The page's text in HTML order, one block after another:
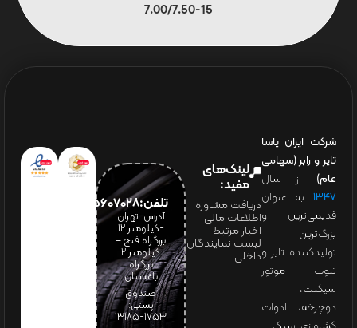
7.00/7.50-15
شرکت ایران یاسا
تایر و رابر (سهامی
عام) از سال
۱۳۴۷ به عنوان
قدیمی‌ترین و
بزرگ‌ترین
تولیدکننده تایر و
تیوب موتور
سیکلت،
دوچرخه، ادوات
لینک‌های
مفید:
دریافت مشاوره
اطلاعات مالی
اخبار مرتبط
لیست نمایندگان
داخلی
تلفن:65607028(021)
آدرس: تهران
-کیلومتر 12
بزرگراه فتح –
کیلومتر ۲
بزرگراه
باغستان
صندوق
پستی:
1753-13185